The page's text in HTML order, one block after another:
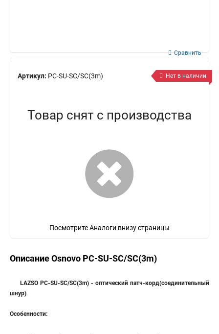
Артикул: PC-SU-SC/SC(3m)
Сравнить
Нет в наличии
Товар снят с производства
Посмотрите Аналоги внизу страницы
Описание Osnovo PC-SU-SC/SC(3m)
LAZSO PC-SU-SC/SC(3m) - оптический патч-корд(соединительный
шнур).
Особенности: